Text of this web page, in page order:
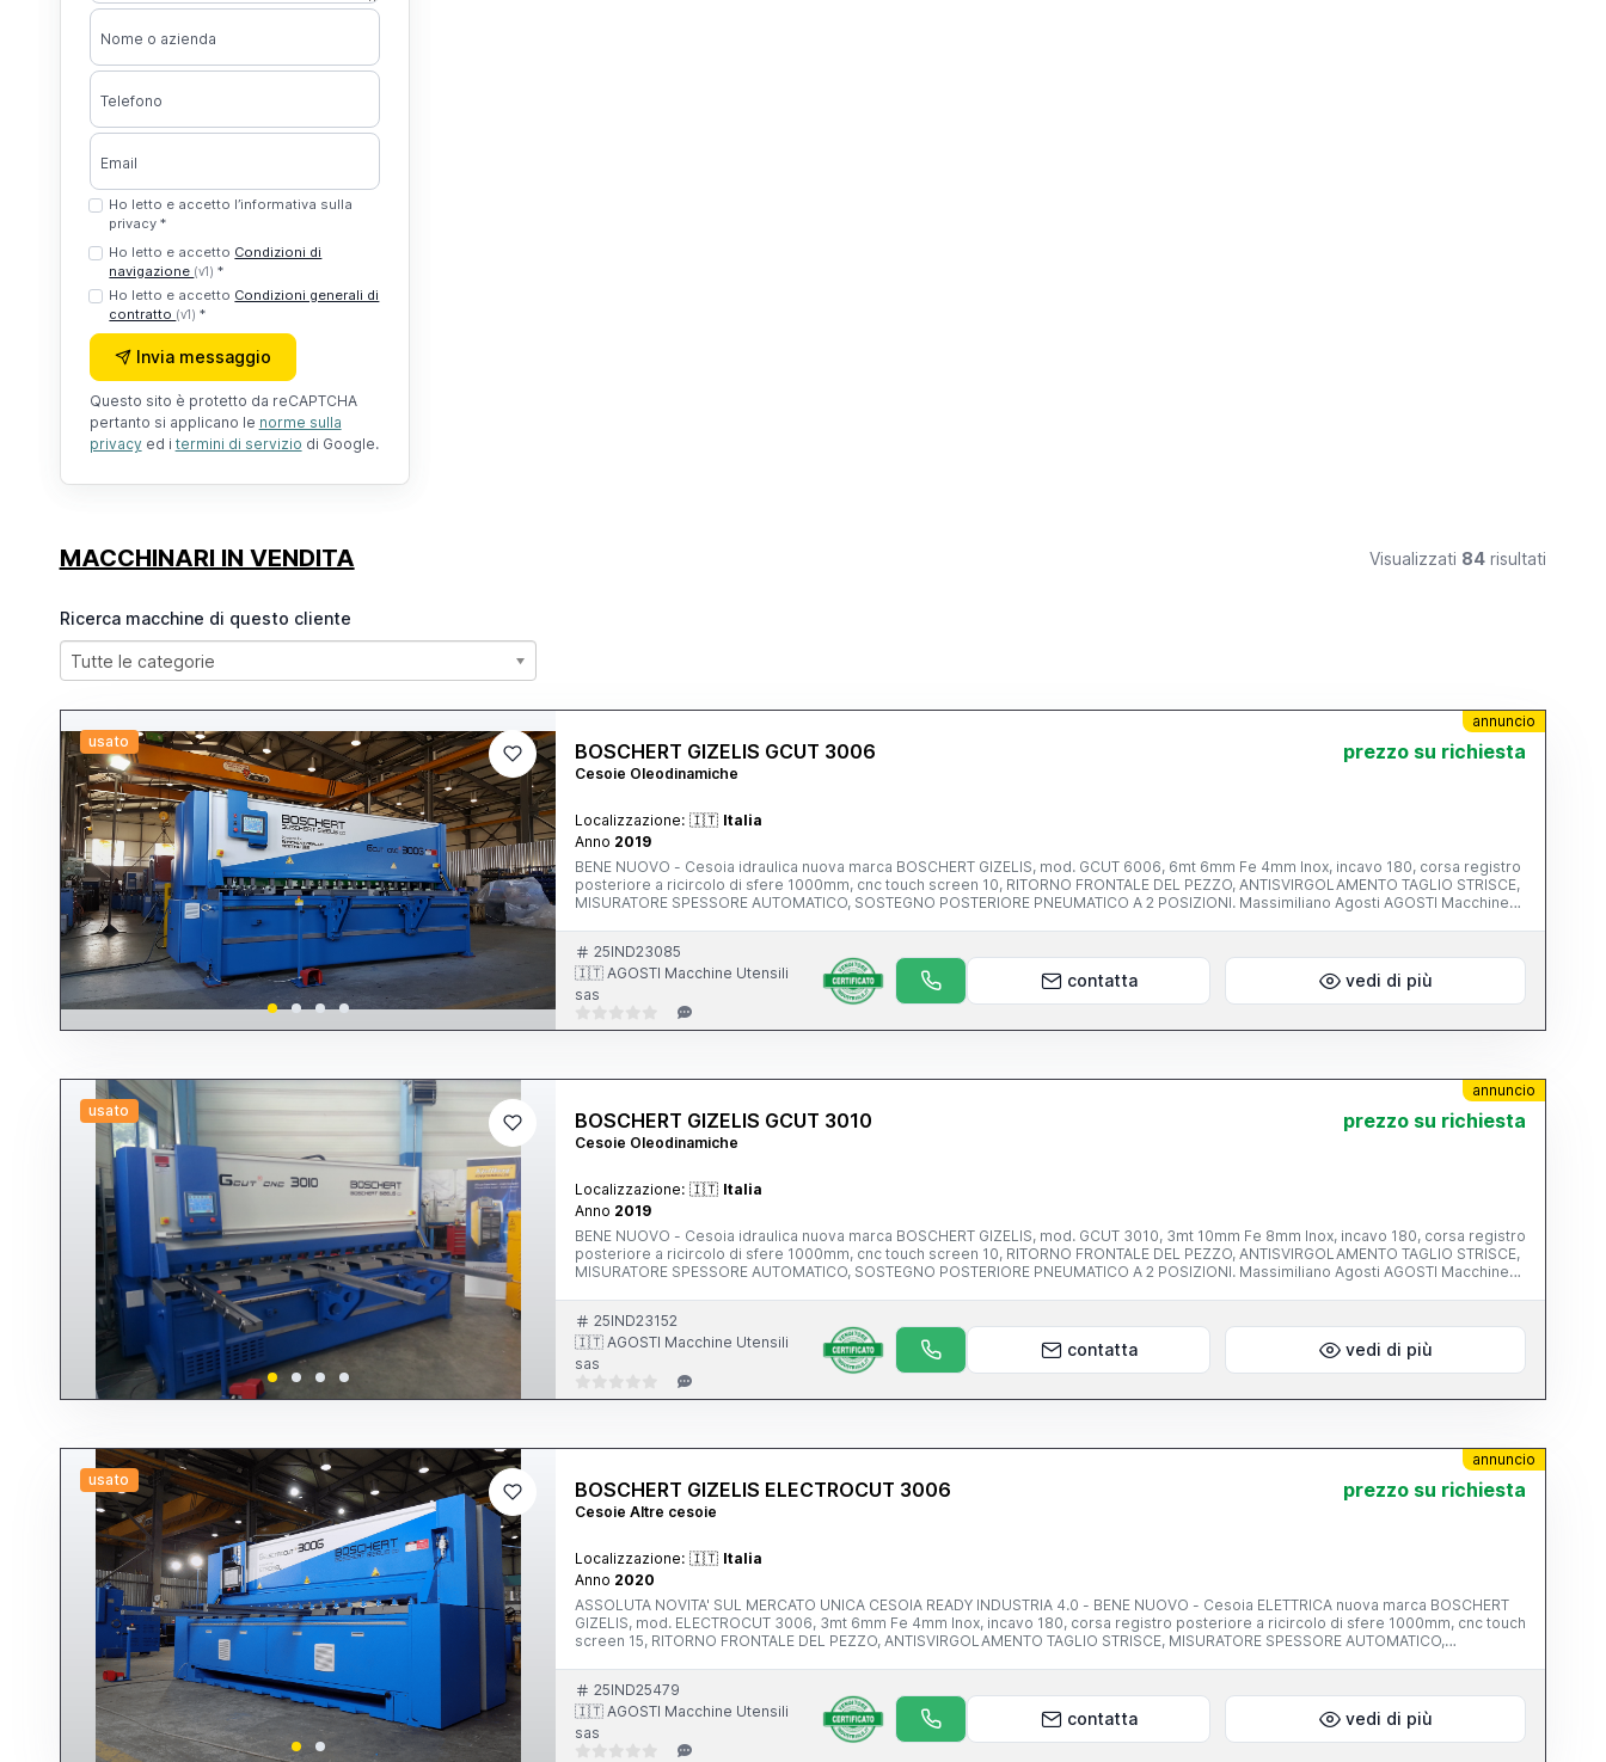
Nome o azienda
Telefono
Email
Ho letto e accetto l’informativa sulla
privacy *
Ho letto e accetto Condizioni di
navigazione (v1) *
Ho letto e accetto Condizioni generali di
contratto (v1) *
Invia messaggio
Questo sito è protetto da reCAPTCHA
pertanto si applicano le norme sulla
privacy ed i termini di servizio di Google.
MACCHINARI IN VENDITA Visualizzati 84 risultati
Ricerca macchine di questo cliente
Tutte le categorie
usato
annuncio
BOSCHERT GIZELIS GCUT 3006
Cesoie Oleodinamiche
prezzo su richiesta
Localizzazione: 🇮🇹 Italia
Anno 2019
BENE NUOVO - Cesoia idraulica nuova marca BOSCHERT GIZELIS, mod. GCUT 6006, 6mt 6mm Fe 4mm Inox, incavo 180, corsa registro
posteriore a ricircolo di sfere 1000mm, cnc touch screen 10, RITORNO FRONTALE DEL PEZZO, ANTISVIRGOLAMENTO TAGLIO STRISCE,
MISURATORE SPESSORE AUTOMATICO, SOSTEGNO POSTERIORE PNEUMATICO A 2 POSIZIONI. Massimiliano Agosti AGOSTI Macchine
25IND23085
🇮🇹 AGOSTI Macchine Utensili
sas
contatta vedi di più
usato
annuncio
BOSCHERT GIZELIS GCUT 3010
Cesoie Oleodinamiche
prezzo su richiesta
Localizzazione: 🇮🇹 Italia
Anno 2019
BENE NUOVO - Cesoia idraulica nuova marca BOSCHERT GIZELIS, mod. GCUT 3010, 3mt 10mm Fe 8mm Inox, incavo 180, corsa registro
posteriore a ricircolo di sfere 1000mm, cnc touch screen 10, RITORNO FRONTALE DEL PEZZO, ANTISVIRGOLAMENTO TAGLIO STRISCE,
MISURATORE SPESSORE AUTOMATICO, SOSTEGNO POSTERIORE PNEUMATICO A 2 POSIZIONI. Massimiliano Agosti AGOSTI Macchine
25IND23152
🇮🇹 AGOSTI Macchine Utensili
sas
contatta vedi di più
usato
annuncio
BOSCHERT GIZELIS ELECTROCUT 3006
Cesoie Altre cesoie
prezzo su richiesta
Localizzazione: 🇮🇹 Italia
Anno 2020
ASSOLUTA NOVITA' SUL MERCATO UNICA CESOIA READY INDUSTRIA 4.0 - BENE NUOVO - Cesoia ELETTRICA nuova marca BOSCHERT
GIZELIS, mod. ELECTROCUT 3006, 3mt 6mm Fe 4mm Inox, incavo 180, corsa registro posteriore a ricircolo di sfere 1000mm, cnc touch
screen 15, RITORNO FRONTALE DEL PEZZO, ANTISVIRGOLAMENTO TAGLIO STRISCE, MISURATORE SPESSORE AUTOMATICO,
50/D 29027 Gariga di Podenzano (Pc)
25IND25479
🇮🇹 AGOSTI Macchine Utensili
sas
contatta vedi di più